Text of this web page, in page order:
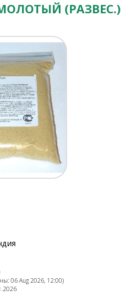
(РАЗВЕС.)
06 Aug 2026, 12:00)